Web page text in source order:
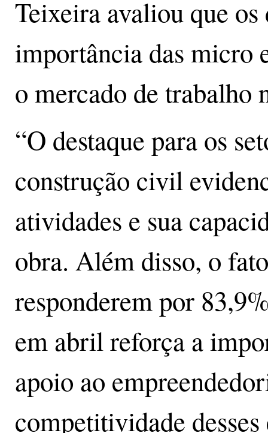
Teixeira avaliou que
importância das micro
o mercado de trabalho
“O destaque para os
construção civil
atividades e sua
obra. Além disso, o
responderem por
em abril reforça a
apoio ao
competitividade